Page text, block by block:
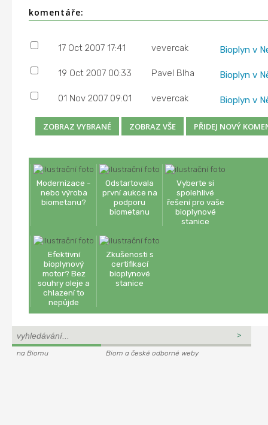
komentáře:
17 Oct 2007 17:41 vevercak Bioplyn v
19 Oct 2007 00:33 Pavel Blha Bioplyn v
01 Nov 2007 09:01 vevercak Bioplyn v
Modernizace -
nebo výroba
biometanu?
Odstartovala
první aukce na
podporu
biometanu
Vyberte si
spolehlivé
řešení pro vaše
bioplynové
stanice
Efektivní
bioplynový
motor? Bez
souhry oleje a
chlazení to
nepůjde
Zkušenosti s
certifikací
bioplynové
stanice
na Biomu Biom a české odborné weby